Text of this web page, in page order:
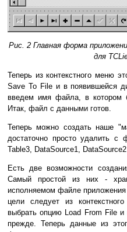
Рис. 2 Главная форма
для
Теперь из контекстного меню
Save To File и в появившейся
введем имя файла, в котором
Итак, файл с данными готов.
Теперь можно создать наше
достаточно просто удалить с
Table3, DataSource1,
Есть две возможности
Самый простой из них -
исполняемом файле
цели следует из
выбрать опцию Load From File
прежде. Теперь данные из